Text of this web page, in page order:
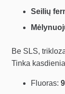
Seilių
Be SLS,
Tinka
Fluoras: